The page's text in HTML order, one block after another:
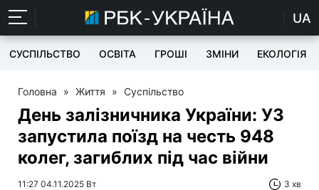
UA
СУСПІЛЬСТВО ОСВІТА ГРОШІ ЗМІНИ ЕКОЛОГІЯ
Головна » Життя » Суспільство
День залізничника України: УЗ
запустила поїзд на честь 948
колег, загиблих під час війни
11:27 04.11.2025 Вт 3 хв